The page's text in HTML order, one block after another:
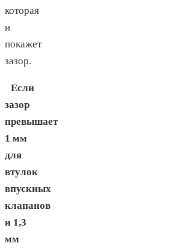
которая
и
покажет
зазор.
Если
зазор
превышает
1 мм
для
втулок
впускных
клапанов
и 1,3
мм